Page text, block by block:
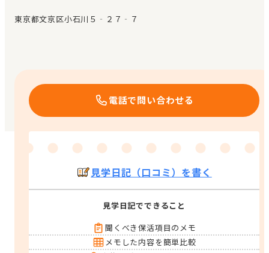
エンクルの特徴と活用方法
東京都文京区小石川５‐２７‐７
電話で問い合わせる
見学日記（口コミ）を書く
見学日記でできること
聞くべき保活項目のメモ
メモした内容を簡単比較